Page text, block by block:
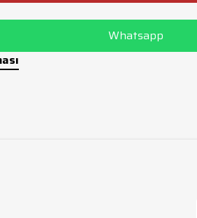
Whatsapp